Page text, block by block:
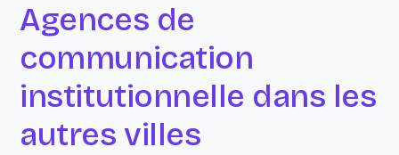
Agences de
communication
institutionnelle dans les
autres villes